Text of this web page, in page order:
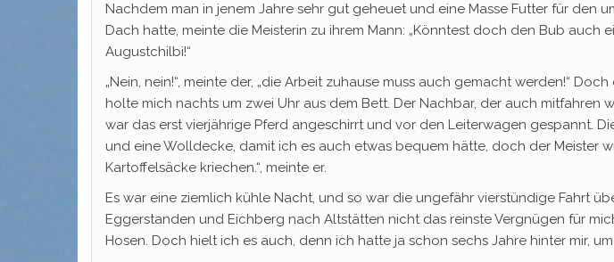
Nachdem man in jenem Jahre sehr gut geheuet und eine Masse Futter für den
Dach hatte, meinte die Meisterin zu ihrem Mann: „Könntest doch den Bub auch
Augustchilbi!“
„Nein, nein!“, meinte der, „die Arbeit zuhause muss auch gemacht werden!“
holte mich nachts um zwei Uhr aus dem Bett. Der Nachbar, der auch mitfahren
war das erst vierjährige Pferd angeschirrt und vor den Leiterwagen gespannt.
und eine Wolldecke, damit ich es auch etwas bequem hätte, doch der Meister
Kartoffelsäcke kriechen.“, meinte er.
Es war eine ziemlich kühle Nacht, und so war die ungefähr vierstündige Fahrt
Eggerstanden und Eichberg nach Altstätten nicht das reinste Vergnügen für
Hosen. Doch hielt ich es auch, denn ich hatte ja schon sechs Jahre hinter mir,